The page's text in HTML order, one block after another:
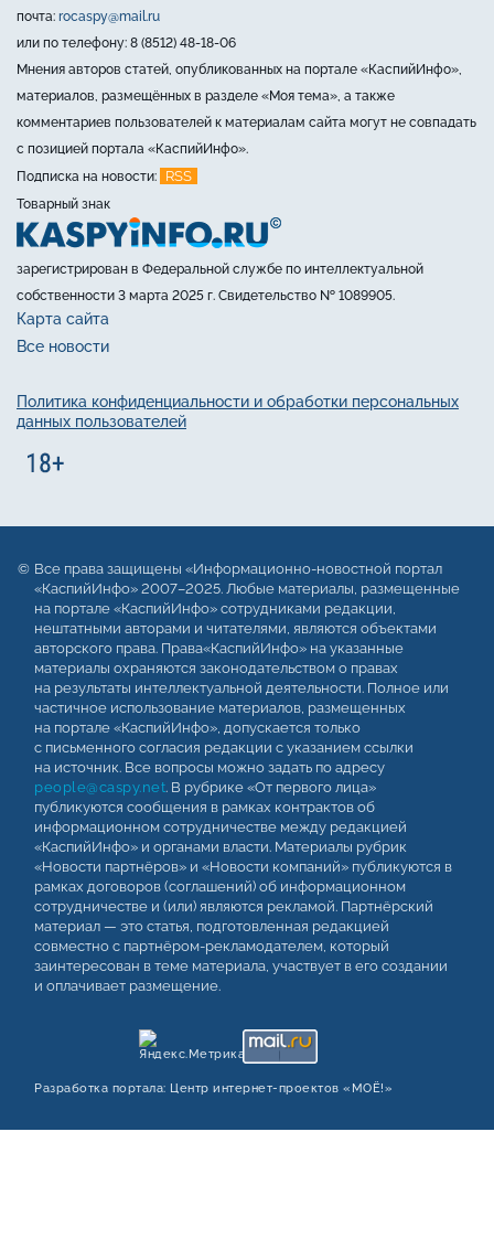
почта: rocaspy@mail.ru
или по телефону: 8 (8512) 48-18-06
Мнения авторов статей, опубликованных на портале «КаспийИнфо»,
материалов, размещённых в разделе «Моя тема», а также
комментариев пользователей к материалам сайта могут не совпадать
с позицией портала «КаспийИнфо».
Подписка на новости:
RSS
Товарный знак
зарегистрирован в Федеральной службе по интеллектуальной
собственности 3 марта 2025 г. Свидетельство № 1089905.
Карта сайта
Все новости
Политика конфиденциальности и обработки персональных
данных пользователей
Все права защищены «Информационно-новостной портал
«КаспийИнфо» 2007–2025. Любые материалы, размещенные
на портале «КаспийИнфо» сотрудниками редакции,
нештатными авторами и читателями, являются объектами
авторского права. Права«КаспийИнфо» на указанные
материалы охраняются законодательством о правах
на результаты интеллектуальной деятельности. Полное или
частичное использование материалов, размещенных
на портале «КаспийИнфо», допускается только
с письменного согласия редакции с указанием ссылки
на источник. Все вопросы можно задать по адресу
people@caspy.net. В рубрике «От первого лица»
публикуются сообщения в рамках контрактов об
информационном сотрудничестве между редакцией
«КаспийИнфо» и органами власти. Материалы рубрик
«Новости партнёров» и «Новости компаний» публикуются в
рамках договоров (соглашений) об информационном
сотрудничестве и (или) являются рекламой. Партнёрский
материал — это статья, подготовленная редакцией
совместно с партнёром-рекламодателем, который
заинтересован в теме материала, участвует в его создании
и оплачивает размещение.
Разработка портала: Центр интернет‑проектов «МОЁ!»